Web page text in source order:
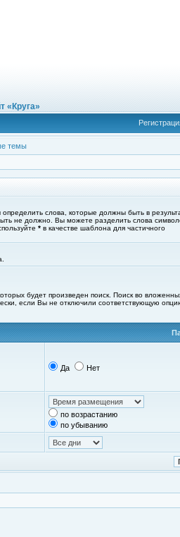
«Круга»
темы
определить слова, которые должны быть в
не должно. Вы можете разделить слова
* в качестве шаблона для частичного
будет произведен поиск. Поиск во
если Вы не отключили соответствующую
Да Нет
по возрастанию
по убыванию